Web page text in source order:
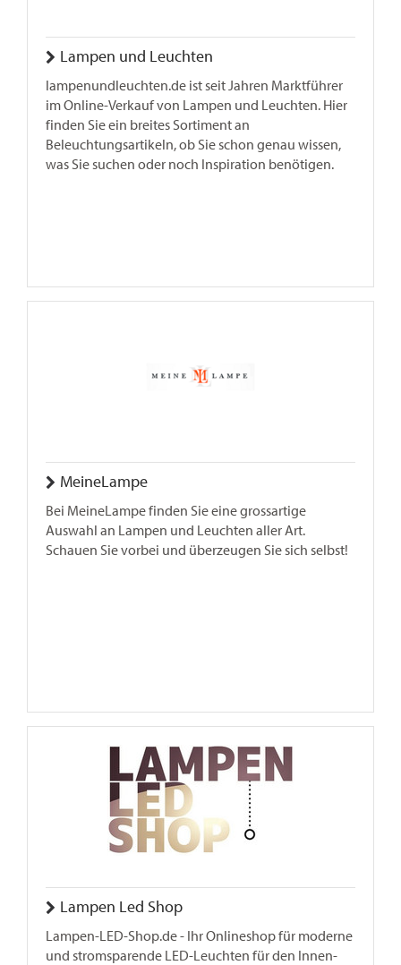
Lampen und Leuchten
lampenundleuchten.de ist seit Jahren Marktführer
im Online-Verkauf von Lampen und Leuchten. Hier
finden Sie ein breites Sortiment an
Beleuchtungsartikeln, ob Sie schon genau wissen,
was Sie suchen oder noch Inspiration benötigen.
MeineLampe
Bei MeineLampe finden Sie eine grossartige
Auswahl an Lampen und Leuchten aller Art.
Schauen Sie vorbei und überzeugen Sie sich selbst!
Lampen Led Shop
Lampen-LED-Shop.de - Ihr Onlineshop für moderne
und stromsparende LED-Leuchten für den Innen-